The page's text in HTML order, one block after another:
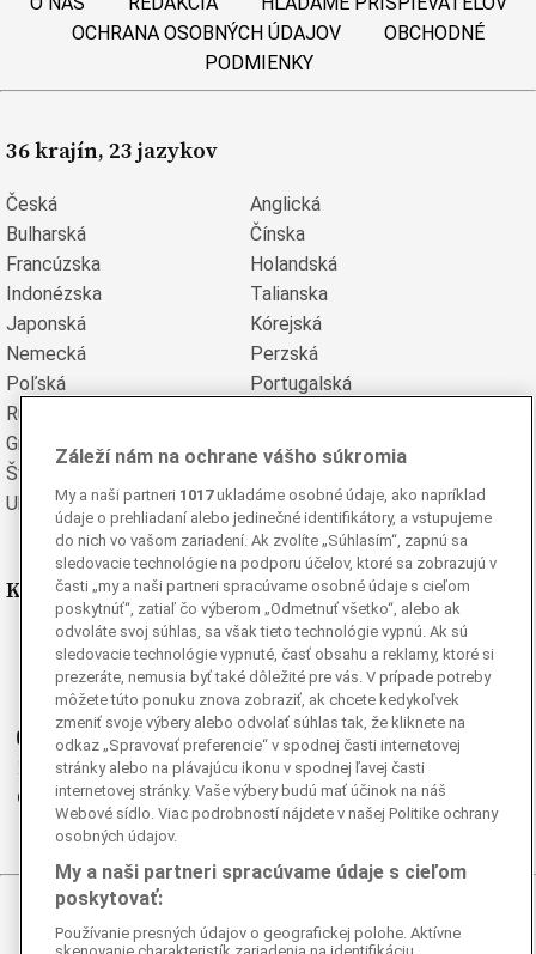
OCHRANA OSOBNÝCH ÚDAJOV
OBCHODNÉ
PODMIENKY
36 krajín, 23 jazykov
Česká
Anglická
Bulharská
Čínska
Francúzska
Holandská
Indonézska
Talianska
Japonská
Kórejská
Nemecká
Perzská
Poľská
Portugalská
Rumunská
Grécka
Španielska
Švédska
Ukrajinská
Vietnamská
Kde nás nájdete
Facebook
Instagram
Ganjing
Youtube
Twitter
Telegram
RSS
© 2026 Epoch Times Slovensko
Záleží nám na ochrane vášho súkromia
My a naši partneri 1017ukladáme osobné údaje, ako napríklad
údaje o prehliadaní alebo jedinečné identifikátory, a vstupujeme
do nich vo vašom zariadení. Ak zvolíte „Súhlasím“, zapnú sa
sledovacie technológie na podporu účelov, ktoré sa zobrazujú v
časti „my a naši partneri spracúvame osobné údaje s cieľom
poskytnúť“, zatiaľ čo výberom „Odmetnuť všetko“, alebo ak
odvoláte svoj súhlas, sa však tieto technológie vypnú. Ak sú
sledovacie technológie vypnuté, časť obsahu a reklamy, ktoré si
prezeráte, nemusia byť také dôležité pre vás. V prípade potreby
môžete túto ponuku znova zobraziť, ak chcete kedykoľvek
zmeniť svoje výbery alebo odvolať súhlas tak, že kliknete na
odkaz „Spravovať preferencie“ v spodnej časti internetovej
stránky alebo na plávajúcu ikonu v spodnej ľavej časti
internetovej stránky. Vaše výbery budú mať účinok na náš
Webové sídlo. Viac podrobností nájdete v našej Politike ochrany
osobných údajov.
My a naši partneri spracúvame údaje s cieľom
poskytovať:
Používanie presných údajov o geografickej polohe. Aktívne